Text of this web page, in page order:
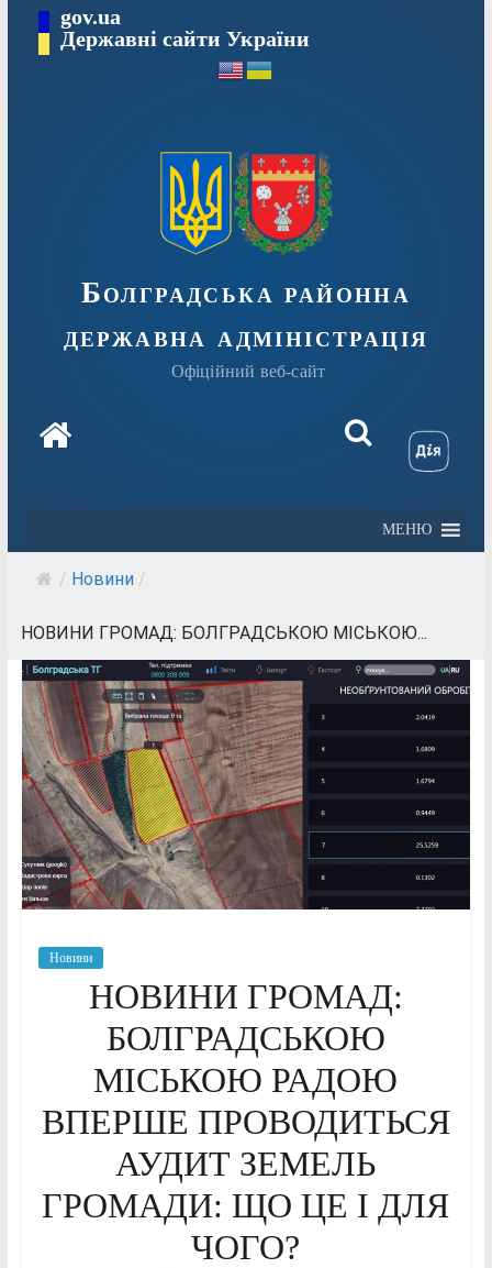
Перейтиgov.ua
Державні сайти України
Болградська районна
державна адміністрація
Офіційний веб-сайт
МЕНЮ
/ Новини /
НОВИНИ ГРОМАД: БОЛГРАДСЬКОЮ МІСЬКОЮ...
Новини
НОВИНИ ГРОМАД:
БОЛГРАДСЬКОЮ
МІСЬКОЮ РАДОЮ
ВПЕРШЕ ПРОВОДИТЬСЯ
АУДИТ ЗЕМЕЛЬ
ГРОМАДИ: ЩО ЦЕ І ДЛЯ
ЧОГО?